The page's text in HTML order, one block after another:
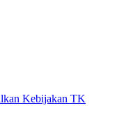
Kebijakan TK